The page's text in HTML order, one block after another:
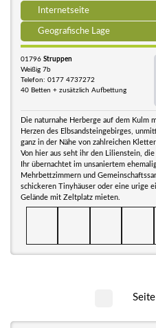
Internetseite
Geografische Lage
01796 Struppen
Weißig 7b
Telefon: 0177 4737272
40 Betten + zusätzlich Aufbettung
Die naturnahe Herberge auf dem Kulm
Herzen des Elbsandsteingebirges,
ganz in der Nähe von zahlreichen
Von hier aus seht ihr den Lilienstein,
Ihr übernachtet im unsaniertem
Mehrbettzimmern und
schickeren Tinyhäuser oder eine urige
Gelände mit Zeltplatz mieten.